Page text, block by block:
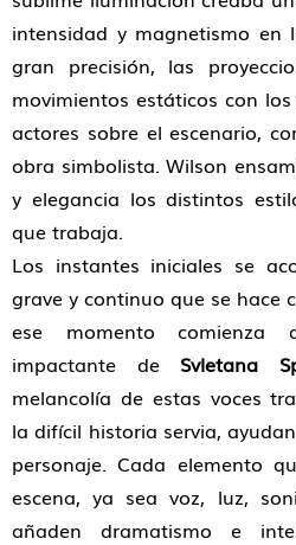
intensidad y magnetismo en
gran precisión, las
movimientos estáticos con
actores sobre el escenario,
obra simbolista. Wilson
y elegancia los distintos
que trabaja.
Los instantes iniciales se
grave y continuo que se hace
ese momento comienza
impactante de Svletana
melancolía de estas voces
la difícil historia servia,
personaje. Cada elemento
escena, ya sea voz, luz,
añaden dramatismo e